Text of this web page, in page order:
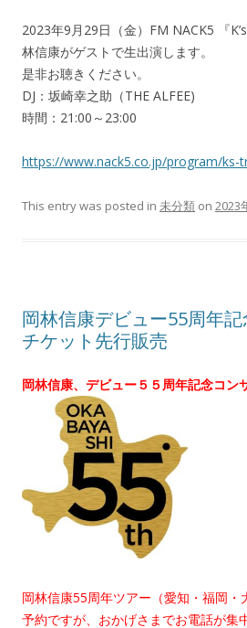
2023年9月29日（金）FM NACK5 『
林信康がゲストで生出演します。
是非お聴きください。
DJ：坂崎幸之助（THE ALFEE)
時間：21:00～23:00
https://www.nack5.co.jp/program/ks-
This entry was posted in 未分類 on 2023
岡林信康デビュー55周年
チケット先行販売
岡林信康、デビュー５５周年記念コ
岡林信康55周年ツアー（愛知・福岡・
予約ですが、おかげさまでお電話が集